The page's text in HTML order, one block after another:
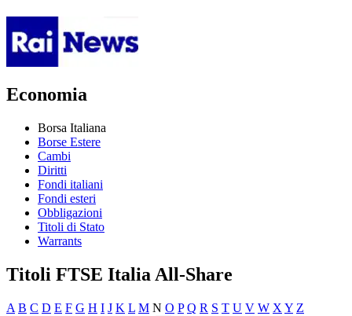
Economia
Borsa Italiana
Borse Estere
Cambi
Diritti
Fondi italiani
Fondi esteri
Obbligazioni
Titoli di Stato
Warrants
Titoli FTSE Italia All-Share
A B C D E F G H I J K L M N O P Q R S T U V W X Y Z